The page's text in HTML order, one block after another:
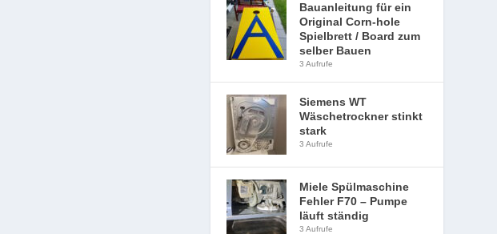
Bauanleitung für ein
Original Corn-hole
Spielbrett / Board zum
selber Bauen
3 Aufrufe
Siemens WT
Wäschetrockner stinkt
stark
3 Aufrufe
Miele Spülmaschine
Fehler F70 – Pumpe
läuft ständig
3 Aufrufe